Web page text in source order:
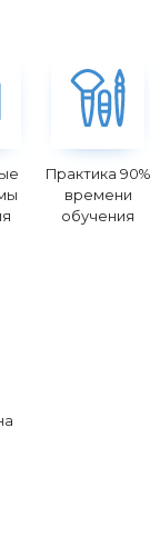
Практика 90%
времени
обучения